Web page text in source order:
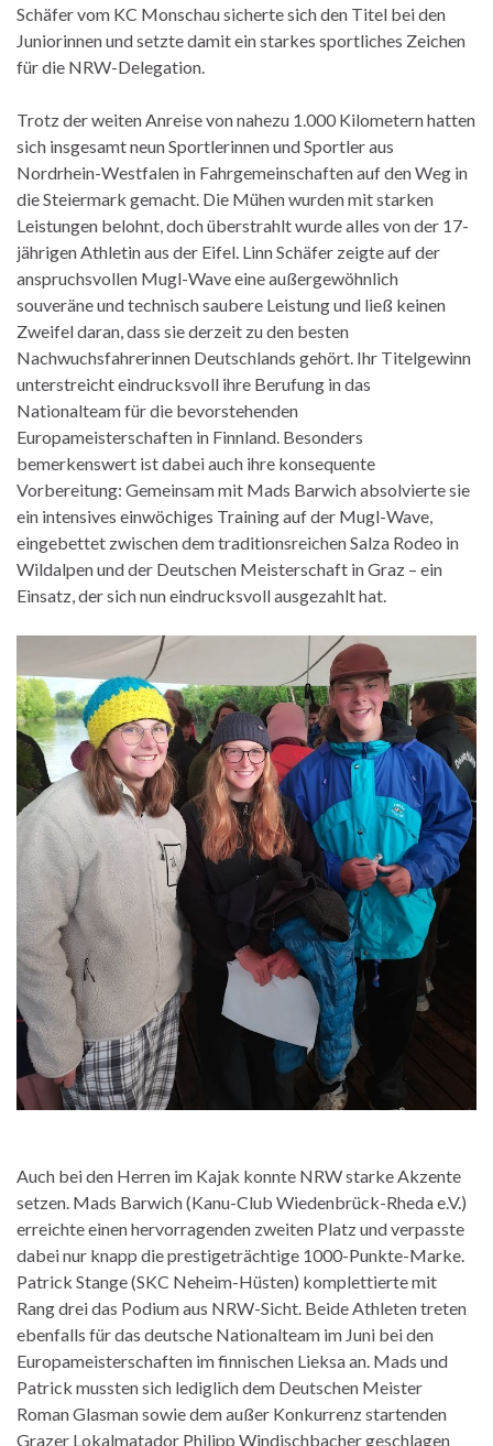
Schäfer vom KC Monschau sicherte sich den Titel bei den
Juniorinnen und setzte damit ein starkes sportliches Zeichen
für die NRW-Delegation.
Trotz der weiten Anreise von nahezu 1.000 Kilometern hatten
sich insgesamt neun Sportlerinnen und Sportler aus
Nordrhein-Westfalen in Fahrgemeinschaften auf den Weg in
die Steiermark gemacht. Die Mühen wurden mit starken
Leistungen belohnt, doch überstrahlt wurde alles von der 17-
jährigen Athletin aus der Eifel. Linn Schäfer zeigte auf der
anspruchsvollen Mugl-Wave eine außergewöhnlich
souveräne und technisch saubere Leistung und ließ keinen
Zweifel daran, dass sie derzeit zu den besten
Nachwuchsfahrerinnen Deutschlands gehört. Ihr Titelgewinn
unterstreicht eindrucksvoll ihre Berufung in das
Nationalteam für die bevorstehenden
Europameisterschaften in Finnland. Besonders
bemerkenswert ist dabei auch ihre konsequente
Vorbereitung: Gemeinsam mit Mads Barwich absolvierte sie
ein intensives einwöchiges Training auf der Mugl-Wave,
eingebettet zwischen dem traditionsreichen Salza Rodeo in
Wildalpen und der Deutschen Meisterschaft in Graz – ein
Einsatz, der sich nun eindrucksvoll ausgezahlt hat.
Auch bei den Herren im Kajak konnte NRW starke Akzente
setzen. Mads Barwich (Kanu-Club Wiedenbrück-Rheda e.V.)
erreichte einen hervorragenden zweiten Platz und verpasste
dabei nur knapp die prestigeträchtige 1000-Punkte-Marke.
Patrick Stange (SKC Neheim-Hüsten) komplettierte mit
Rang drei das Podium aus NRW-Sicht. Beide Athleten treten
ebenfalls für das deutsche Nationalteam im Juni bei den
Europameisterschaften im finnischen Lieksa an. Mads und
Patrick mussten sich lediglich dem Deutschen Meister
Roman Glasman sowie dem außer Konkurrenz startenden
Grazer Lokalmatador Philipp Windischbacher geschlagen